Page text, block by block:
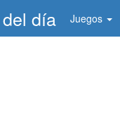
día Juegos